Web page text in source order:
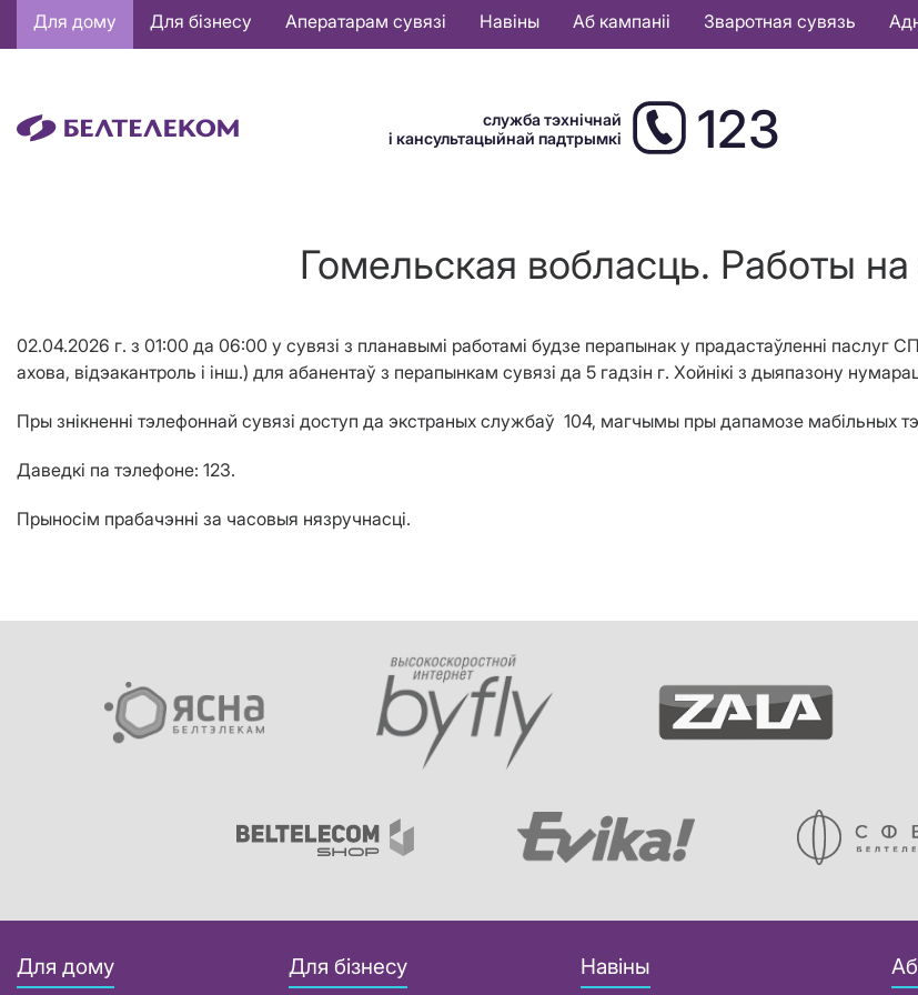
Основная
навигация
Для дому Для бізнесу Аператарам сувязі Навіны Аб кампаніі Зваротная сувязь
служба тэхнічнай
і кансультацыйнай падтрымкі
123
Гомельская вобласць. Работы на
02.04.2026 г. з 01:00 да 06:00 у сувязі з планавымі работамі будзе перапынак у прадастаўленні паслуг
ахова, відэакантроль і інш.) для абанентаў з перапынкам сувязi да 5 гадзiн г. Хойнiкi з дыяпазону
Пры знікненні тэлефоннай сувязі доступ да экстраных службаў 104, магчымы пры дапамозе мабільных
Даведкі па тэлефоне: 123.
Прыносім прабачэнні за часовыя нязручнасці.
Для дому Для бізнесу Навіны Аб